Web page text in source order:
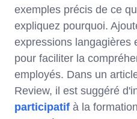
exemples précis de ce
expliquez pourquoi.
expressions langagières
pour faciliter la
employés. Dans un
Review, il est suggéré
participatif à la